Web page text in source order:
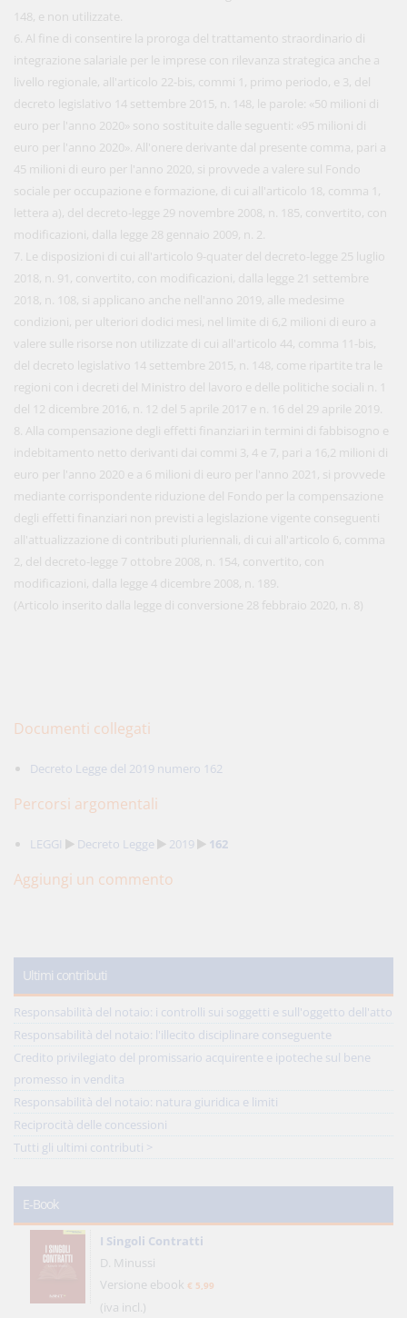
148, e non utilizzate.
6. Al fine di consentire la proroga del trattamento straordinario di
integrazione salariale per le imprese con rilevanza strategica anche a
livello regionale, all'articolo 22-bis, commi 1, primo periodo, e 3, del
decreto legislativo 14 settembre 2015, n. 148, le parole: «50 milioni di
euro per l'anno 2020» sono sostituite dalle seguenti: «95 milioni di
euro per l'anno 2020». All'onere derivante dal presente comma, pari a
45 milioni di euro per l'anno 2020, si provvede a valere sul Fondo
sociale per occupazione e formazione, di cui all'articolo 18, comma 1,
lettera a), del decreto-legge 29 novembre 2008, n. 185, convertito, con
modificazioni, dalla legge 28 gennaio 2009, n. 2.
7. Le disposizioni di cui all'articolo 9-quater del decreto-legge 25 luglio
2018, n. 91, convertito, con modificazioni, dalla legge 21 settembre
2018, n. 108, si applicano anche nell'anno 2019, alle medesime
condizioni, per ulteriori dodici mesi, nel limite di 6,2 milioni di euro a
valere sulle risorse non utilizzate di cui all'articolo 44, comma 11-bis,
del decreto legislativo 14 settembre 2015, n. 148, come ripartite tra le
regioni con i decreti del Ministro del lavoro e delle politiche sociali n. 1
del 12 dicembre 2016, n. 12 del 5 aprile 2017 e n. 16 del 29 aprile 2019.
8. Alla compensazione degli effetti finanziari in termini di fabbisogno e
indebitamento netto derivanti dai commi 3, 4 e 7, pari a 16,2 milioni di
euro per l'anno 2020 e a 6 milioni di euro per l'anno 2021, si provvede
mediante corrispondente riduzione del Fondo per la compensazione
degli effetti finanziari non previsti a legislazione vigente conseguenti
all'attualizzazione di contributi pluriennali, di cui all'articolo 6, comma
2, del decreto-legge 7 ottobre 2008, n. 154, convertito, con
modificazioni, dalla legge 4 dicembre 2008, n. 189.
(Articolo inserito dalla legge di conversione 28 febbraio 2020, n. 8)
Documenti collegati
Decreto Legge del 2019 numero 162
Percorsi argomentali
LEGGI Decreto Legge 2019 162
Aggiungi un commento
Ultimi contributi
Responsabilità del notaio: i controlli sui soggetti e sull'oggetto dell'atto
Responsabilità del notaio: l'illecito disciplinare conseguente
Credito privilegiato del promissario acquirente e ipoteche sul bene
promesso in vendita
Responsabilità del notaio: natura giuridica e limiti
Reciprocità delle concessioni
Tutti gli ultimi contributi >
E-Book
I Singoli Contratti
D. Minussi
Versione ebook € 5,99
(iva incl.)